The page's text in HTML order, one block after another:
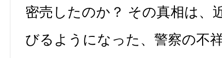
密売したのか？ その真相は、
びるようになった、警察の不